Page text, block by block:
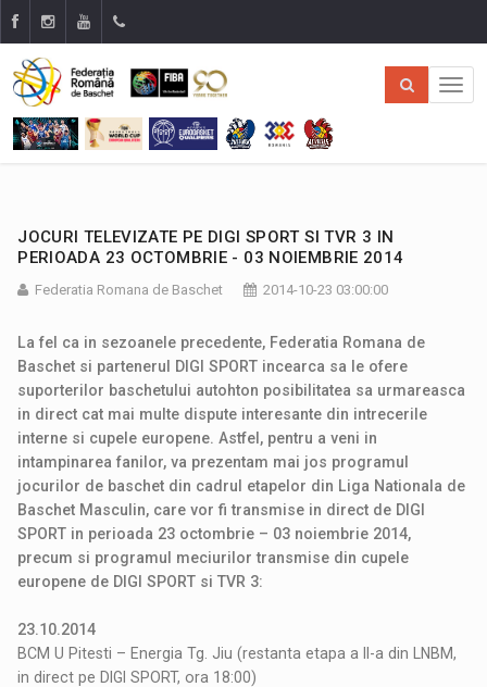
JOCURI TELEVIZATE PE DIGI SPORT SI TVR 3 IN
PERIOADA 23 OCTOMBRIE - 03 NOIEMBRIE 2014
Federatia Romana de Baschet 2014-10-23 03:00:00
La fel ca in sezoanele precedente, Federatia Romana de
Baschet si partenerul DIGI SPORT incearca sa le ofere
suporterilor baschetului autohton posibilitatea sa urmareasca
in direct cat mai multe dispute interesante din intrecerile
interne si cupele europene. Astfel, pentru a veni in
intampinarea fanilor, va prezentam mai jos programul
jocurilor de baschet din cadrul etapelor din Liga Nationala de
Baschet Masculin, care vor fi transmise in direct de DIGI
SPORT in perioada 23 octombrie – 03 noiembrie 2014,
precum si programul meciurilor transmise din cupele
europene de DIGI SPORT si TVR 3:
23.10.2014
BCM U Pitesti – Energia Tg. Jiu (restanta etapa a II-a din LNBM,
in direct pe DIGI SPORT, ora 18:00)